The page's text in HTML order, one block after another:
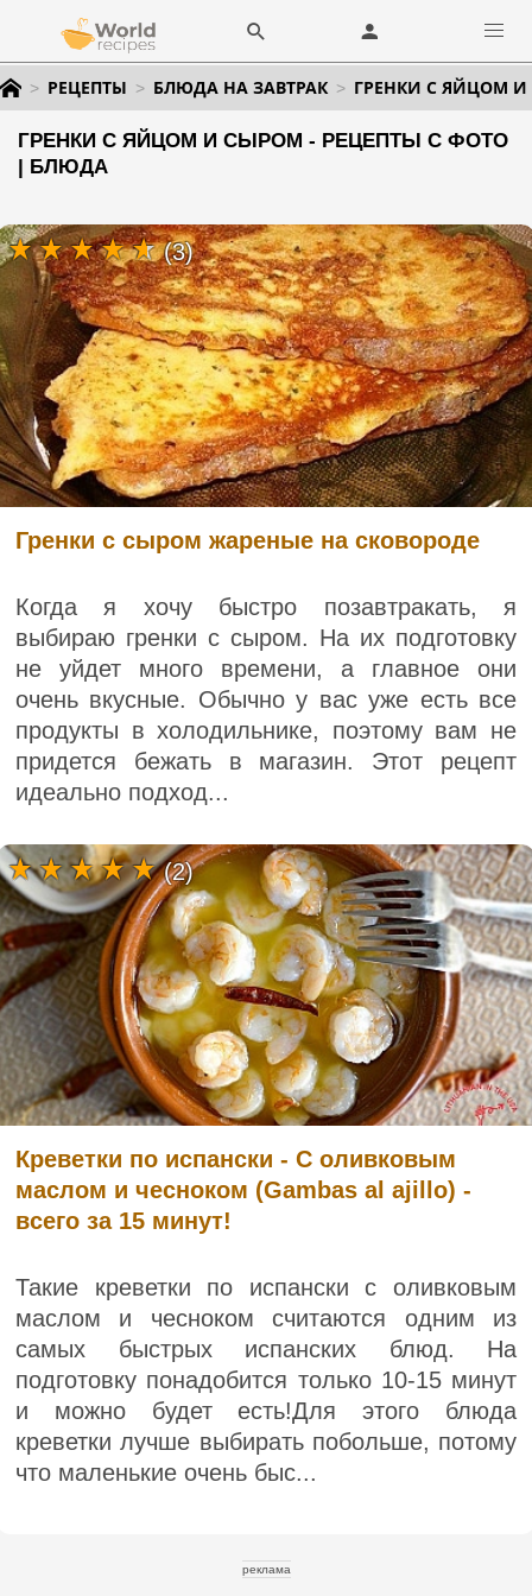
РЕЦЕПТЫ БЛЮДА НА ЗАВТРАК ГРЕНКИ С ЯЙЦОМ
ГРЕНКИ С ЯЙЦОМ И СЫРОМ - РЕЦЕПТЫ С ФОТО
| БЛЮДА
Гренки с сыром жареные на сковороде
Когда я хочу быстро позавтракать, я
выбираю гренки с сыром. На их подготовку
не уйдет много времени, а главное они
очень вкусные. Обычно у вас уже есть все
продукты в холодильнике, поэтому вам не
придется бежать в магазин. Этот рецепт
идеально подход...
(3)
Креветки по испански - С оливковым
маслом и чесноком (Gambas al ajillo) -
всего за 15 минут!
Такие креветки по испански с оливковым
маслом и чесноком считаются одним из
самых быстрых испанских блюд. На
подготовку понадобится только 10-15 минут
и можно будет есть!Для этого блюда
креветки лучше выбирать побольше, потому
что маленькие очень быс...
(2)
реклама